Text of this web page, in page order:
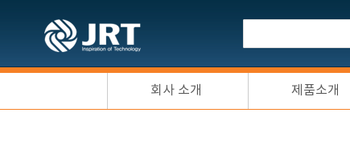
회사 소개 제품소개